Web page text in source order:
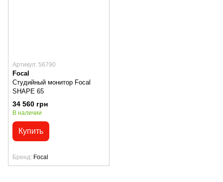
Артикул: 56790
Focal
Студийный монитор Focal
SHAPE 65
34 560 грн
В наличии
Купить
Бренд Focal